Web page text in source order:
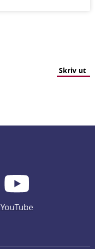
Skriv ut
YouTube